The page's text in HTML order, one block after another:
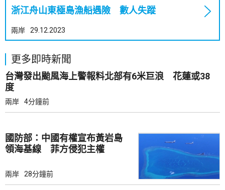
浙江舟山東極島漁船遇險 數人失蹤
兩岸 29.12.2023
更多即時新聞
台灣發出颱風海上警報料北部有6米巨浪 花蓮或38
度
兩岸 4分鐘前
國防部：中國有權宣布黃岩島
領海基線 菲方侵犯主權
兩岸 28分鐘前